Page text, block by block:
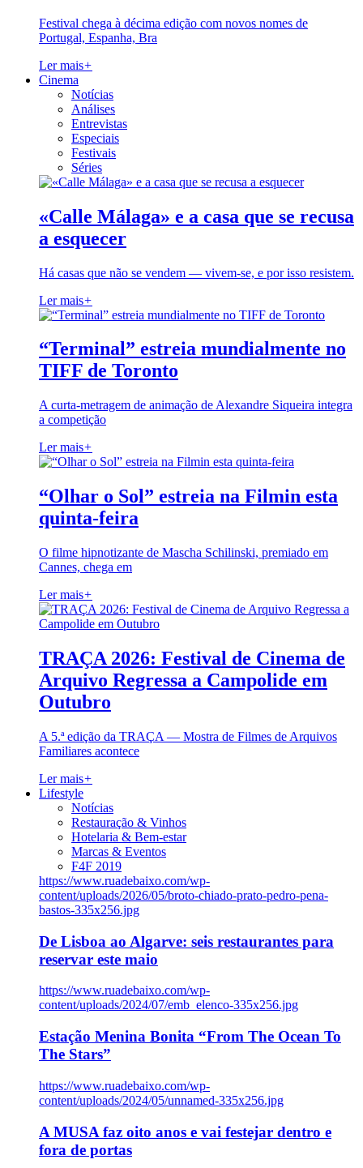
Festival chega à décima edição com novos nomes de
Portugal, Espanha, Bra
Ler mais+
Cinema
Notícias
Análises
Entrevistas
Especiais
Festivais
Séries
«Calle Málaga» e a casa que se recusa
a esquecer
Há casas que não se vendem — vivem-se, e por isso resistem.
Ler mais+
“Terminal” estreia mundialmente no
TIFF de Toronto
A curta-metragem de animação de Alexandre Siqueira integra
a competição
Ler mais+
“Olhar o Sol” estreia na Filmin esta
quinta-feira
O filme hipnotizante de Mascha Schilinski, premiado em
Cannes, chega em
Ler mais+
TRAÇA 2026: Festival de Cinema de
Arquivo Regressa a Campolide em
Outubro
A 5.ª edição da TRAÇA — Mostra de Filmes de Arquivos
Familiares acontece
Ler mais+
Lifestyle
Notícias
Restauração & Vinhos
Hotelaria & Bem-estar
Marcas & Eventos
F4F 2019
https://www.ruadebaixo.com/wp-
content/uploads/2026/05/broto-chiado-prato-pedro-pena-
bastos-335x256.jpg
De Lisboa ao Algarve: seis restaurantes para
reservar este maio
https://www.ruadebaixo.com/wp-
content/uploads/2024/07/emb_elenco-335x256.jpg
Estação Menina Bonita “From The Ocean To
The Stars”
https://www.ruadebaixo.com/wp-
content/uploads/2024/05/unnamed-335x256.jpg
A MUSA faz oito anos e vai festejar dentro e
fora de portas